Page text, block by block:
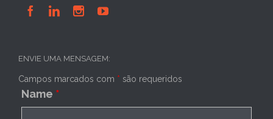
   
ENVIE UMA MENSAGEM:
Campos marcados com * são requeridos
Name *